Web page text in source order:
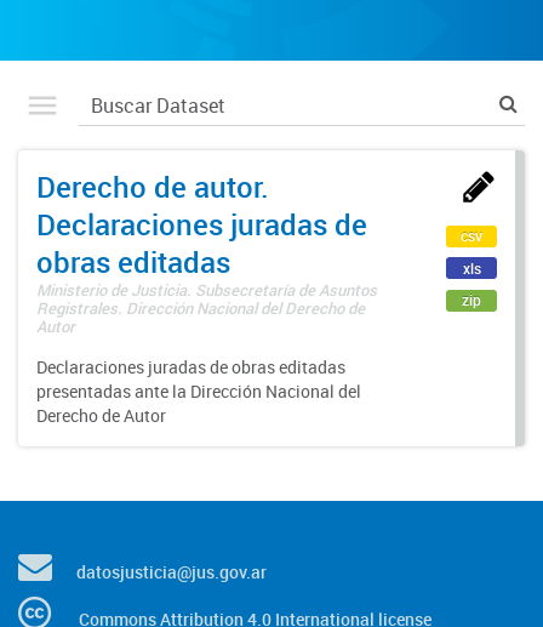
Derecho de autor.
Declaraciones juradas de
obras editadas
Ministerio de Justicia. Subsecretaría de Asuntos
Registrales. Dirección Nacional del Derecho de
Autor
Declaraciones juradas de obras editadas
presentadas ante la Dirección Nacional del
Derecho de Autor
csv
xls
zip
datosjusticia@jus.gov.ar
Commons Attribution 4.0 International license